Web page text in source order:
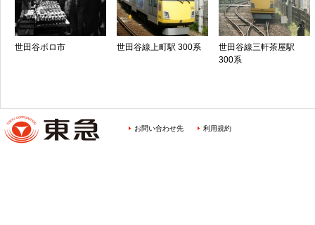
世田谷ボロ市 世田谷線上町駅 300系
世田谷線三軒茶屋駅
300系
お問い合わせ先 利用規約